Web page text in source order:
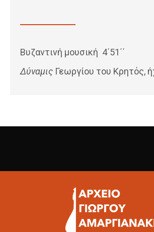
Βυζαντινή μουσική 4΄51΄΄
Δύναμις Γεωργίου του Κρητός,